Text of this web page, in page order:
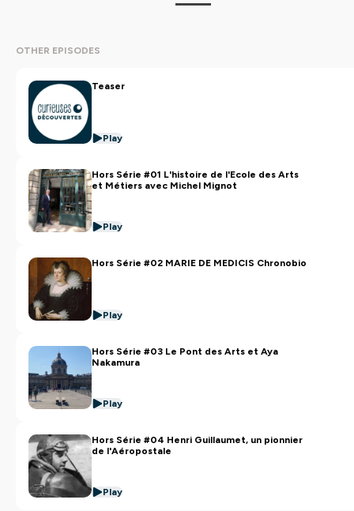
confidentialite
OTHER EPISODES
Teaser
Play
Hors Série #01 L'histoire de l'Ecole des Arts
et Métiers avec Michel Mignot
Play
Hors Série #02 MARIE DE MEDICIS Chronobio
Play
Hors Série #03 Le Pont des Arts et Aya
Nakamura
Play
Hors Série #04 Henri Guillaumet, un pionnier
de l'Aéropostale
Play